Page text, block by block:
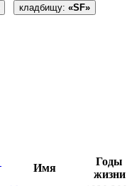
кладбищу: «SF»
Имя
Годы
жизни